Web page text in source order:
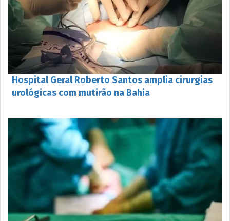
Hospital Geral Roberto Santos amplia cirurgias
urológicas com mutirão na Bahia